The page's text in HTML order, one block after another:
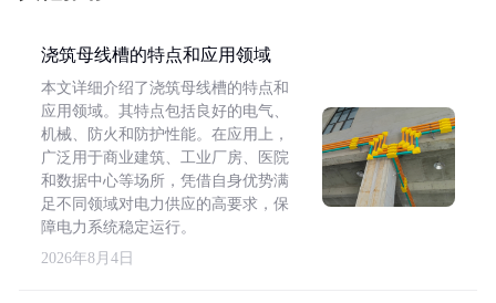
浇筑母线槽的特点和应用领域
本文详细介绍了浇筑母线槽的特点和
应用领域。其特点包括良好的电气、
机械、防火和防护性能。在应用上，
广泛用于商业建筑、工业厂房、医院
和数据中心等场所，凭借自身优势满
足不同领域对电力供应的高要求，保
障电力系统稳定运行。
2026年8月4日